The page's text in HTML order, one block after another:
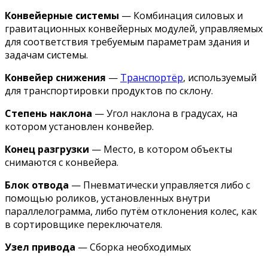
Конвейерные системы — Комбинация силовых и
гравитационных конвейерных модулей, управляемых
для соответствия требуемым параметрам здания и
задачам системы.
Конвейер снижения — Транспортёр, используемый
для транспортировки продуктов по склону.
Степень наклона — Угол наклона в градусах, на
котором установлен конвейер.
Конец разгрузки — Место, в котором объекты
снимаются с конвейера.
Блок отвода — Пневматически управляется либо с
помощью роликов, установленных внутри
параллелограмма, либо путём отклонения колес, как
в сортировщике переключателя.
Узел привода — Сборка необходимых